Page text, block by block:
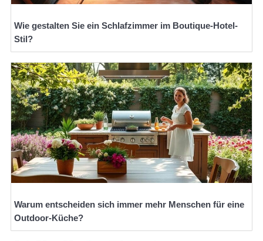
Wie gestalten Sie ein Schlafzimmer im Boutique-Hotel-
Stil?
Warum entscheiden sich immer mehr Menschen für eine
Outdoor-Küche?